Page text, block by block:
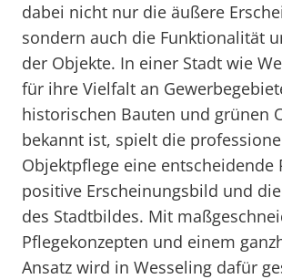
dabei nicht nur die äußere
sondern auch die Funktionalität
der Objekte. In einer Stadt wie
für ihre Vielfalt an
historischen Bauten und grünen
bekannt ist, spielt die
Objektpflege eine entscheidende
positive Erscheinungsbild und
des Stadtbildes. Mit
Pflegekonzepten und einem
Ansatz wird in Wesseling dafür